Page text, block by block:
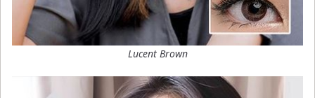
Lucent Brown